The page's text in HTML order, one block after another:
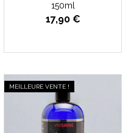
150ml
17,90 €
MEILLEURE VENTE !